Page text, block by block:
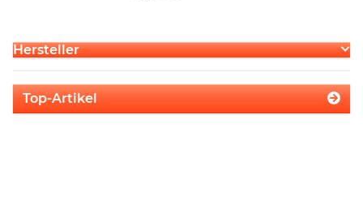
Hersteller
Top-Artikel